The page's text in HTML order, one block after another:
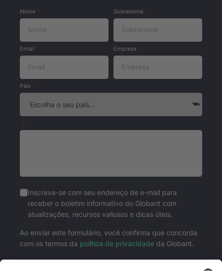
Nome Sobrenome
Email Empresa
País
Inscreva-se com seu endereço de e-mail para
receber o boletim informativo do Globant com
atualizações, recursos valiosos e dicas úteis.
Ao enviar este formulário, você confirma que concorda
com os termos da política de privacidade da Globant.